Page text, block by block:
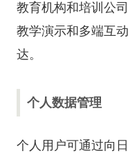
教育机构和培训公
教学演示和多端互
达。
个人数据管理
个人用户可通过向